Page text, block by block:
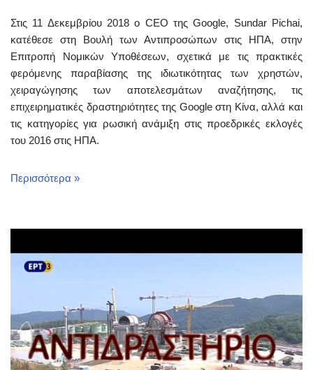
Στις 11 Δεκεμβρίου 2018 ο CEO της Google, Sundar Pichai,
κατέθεσε στη Βουλή των Αντιπροσώπων στις ΗΠΑ, στην
Επιτροπή Νομικών Υποθέσεων, σχετικά με τις πρακτικές
φερόμενης παραβίασης της ιδιωτικότητας των χρηστών,
χειραγώγησης των αποτελεσμάτων αναζήτησης, τις
επιχειρηματικές δραστηριότητες της Google στη Κίνα, αλλά και
τις κατηγορίες για ρωσική ανάμιξη στις προεδρικές εκλογές
του 2016 στις ΗΠΑ.
Περισσότερα »